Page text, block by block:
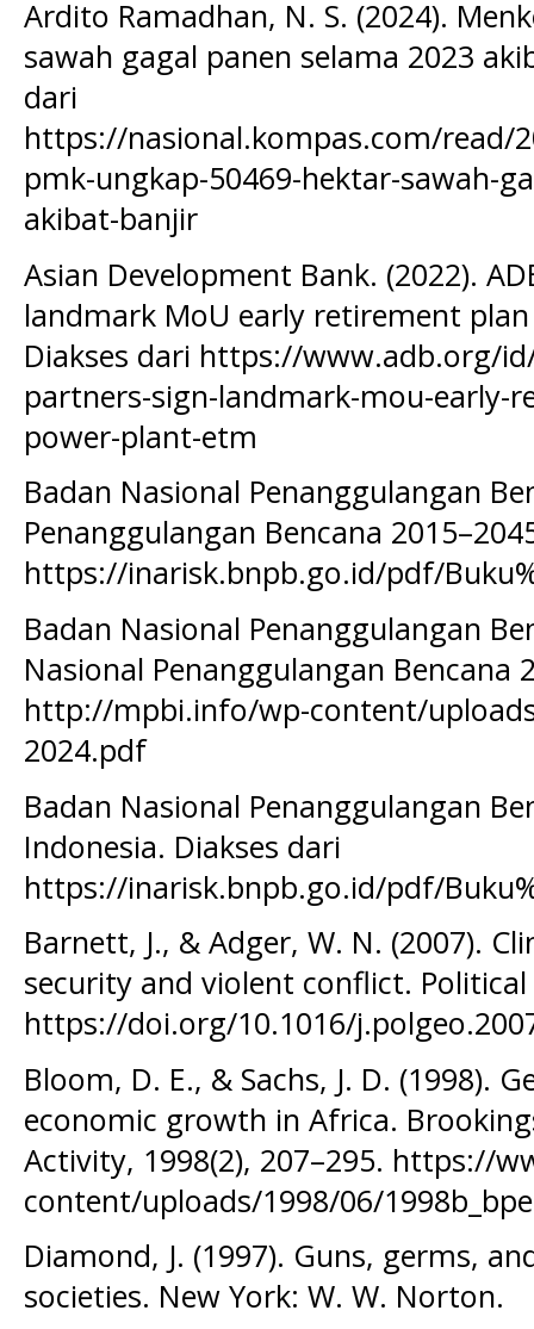
Ardito Ramadhan, N. S. (2024).
sawah gagal panen selama 2023
dari
https://nasional.kompas.com/read/
pmk-ungkap-50469-hektar-sawah-
akibat-banjir
Asian Development Bank. (2022).
landmark MoU early retirement
Diakses dari https://www.adb.org/
partners-sign-landmark-mou-early-
power-plant-etm
Badan Nasional Penanggulangan
Penanggulangan Bencana
https://inarisk.bnpb.go.id/pdf/
Badan Nasional Penanggulangan
Nasional Penanggulangan Bencana
http://mpbi.info/wp-content/
2024.pdf
Badan Nasional Penanggulangan
Indonesia. Diakses dari
https://inarisk.bnpb.go.id/pdf/
Barnett, J., & Adger, W. N. (2007).
security and violent conflict. Political
https://doi.org/10.1016/
Bloom, D. E., & Sachs, J. D. (1998).
economic growth in Africa.
Activity, 1998(2), 207–295. https://
content/uploads/1998/06/
Diamond, J. (1997). Guns, germs,
societies. New York: W. W. Norton.